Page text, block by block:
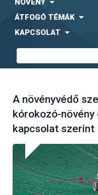
NÖVÉNY
ÁTFOGÓ TÉMÁK
KAPCSOLAT
A növényvédő
kórokozó-
kapcsolat szerint